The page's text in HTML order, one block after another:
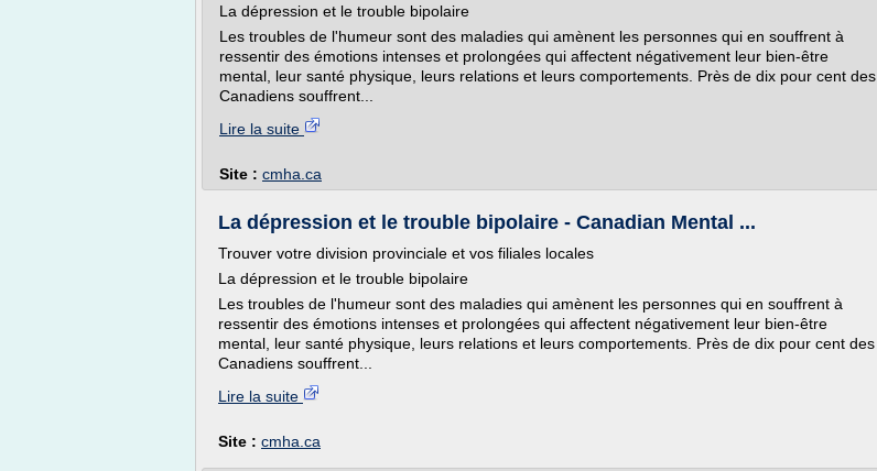
La dépression et le trouble bipolaire
Les troubles de l'humeur sont des maladies qui amènent les personnes qui en souffrent à
ressentir des émotions intenses et prolongées qui affectent négativement leur bien-être
mental, leur santé physique, leurs relations et leurs comportements. Près de dix pour cent des
Canadiens souffrent...
Lire la suite
Site : cmha.ca
La dépression et le trouble bipolaire - Canadian Mental ...
Trouver votre division provinciale et vos filiales locales
La dépression et le trouble bipolaire
Les troubles de l'humeur sont des maladies qui amènent les personnes qui en souffrent à
ressentir des émotions intenses et prolongées qui affectent négativement leur bien-être
mental, leur santé physique, leurs relations et leurs comportements. Près de dix pour cent des
Canadiens souffrent...
Lire la suite
Site : cmha.ca